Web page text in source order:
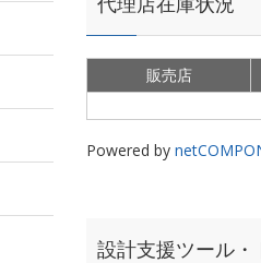
販売店
Powered by
設計支援ツール・